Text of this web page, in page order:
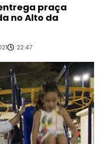
praça
no Alto da
22:47